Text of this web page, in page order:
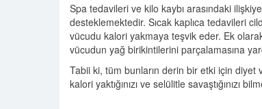
Spa tedavileri ve kilo kaybı arasındaki
desteklemektedir. Sıcak kaplıca tedavileri
vücudu kalori yakmaya teşvik eder. Ek
vücudun yağ birikintilerini parçalamasına
Tabii ki, tüm bunların derin bir etki için diyet
kalori yaktığınızı ve selülitle savaştığınızı